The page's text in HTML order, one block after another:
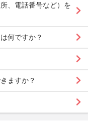
、電話番号など）を
何ですか？
ますか？